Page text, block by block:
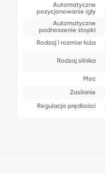
Automatyczne
pozycjonowanie igły
Automatyczne
podnoszenie stopki
Rodzaj i rozmiar łoża
Rodzaj silnika
Moc
Zasilanie
Regulacja prędkości